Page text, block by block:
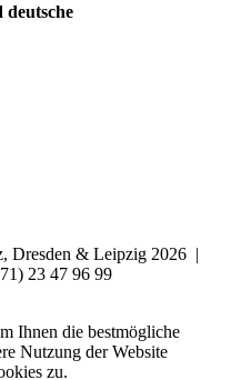
& Leipzig 2026 |
23 47 96 99
Ihnen die bestmögliche
Nutzung der Website
zu.